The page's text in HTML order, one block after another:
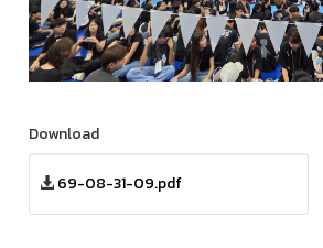
Download
69-08-31-09.pdf